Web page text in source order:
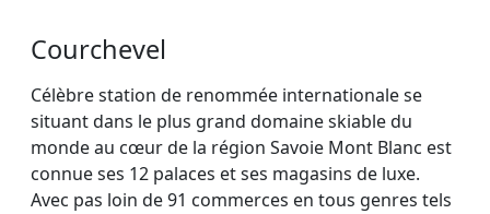
Courchevel
Célèbre station de renommée internationale se
situant dans le plus grand domaine skiable du
monde au cœur de la région Savoie Mont Blanc est
connue ses 12 palaces et ses magasins de luxe.
Avec pas loin de 91 commerces en tous genres tels